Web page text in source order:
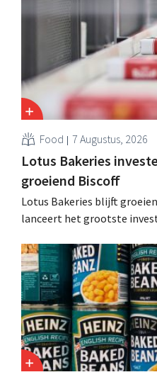
Food 7 Augustus, 2026
Lotus Bakeries
groeiend Biscoff
Lotus Bakeries blijft
lanceert het grootste
moeten dit momentum